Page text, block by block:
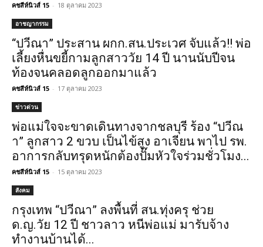
คชสีห์นิวส์ 15 - 18 ตุลาคม 2023
อาชญากรรม
“ปวีณา” ประสาน ผกก.สน.ประเวศ จับแล้ว!! พ่อ
เลี้ยงหื่นขยี้กามลูกสาววัย 14 ปี นานนับปีจน
ท้องจนคลอดลูกออกมาแล้ว
คชสีห์นิวส์ 15 - 17 ตุลาคม 2023
ข่าวด่วน
พ่อแม่ใจจะขาดเดินทางจากชลบุรี ร้อง “ปวีณ
า” ลูกสาว 2 ขวบ เป็นไข้สูง อาเจียน พาไป รพ.
อาการกลับทรุดหนักต้องปั๊มหัวใจร่วมชั่วโมง...
คชสีห์นิวส์ 15 - 15 ตุลาคม 2023
สังคม
กรุงเทพ “ปวีณา” ลงพื้นที่ สน.ทุ่งครุ ช่วย
ด.ญ.วัย 12 ปี ชาวลาว หนีพ่อแม่ มารับจ้าง
ทำงานบ้านได้...